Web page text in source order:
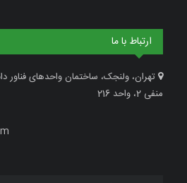
ارتباط با ما
تهران، ولنجک، ساختمان واحدهای فناور
منفی 2، واحد 216